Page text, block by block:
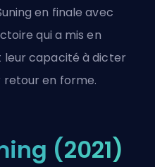
en finale avec
qui a mis en
leur capacité à dicter
en forme.
(2021)